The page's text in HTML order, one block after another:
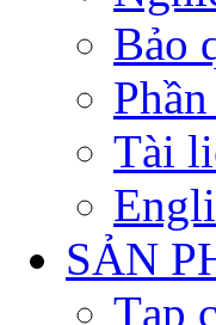
Bảo
Tài
SẢN
Tạp